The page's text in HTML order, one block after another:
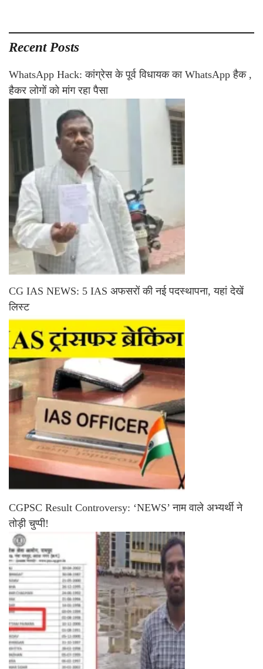
Recent Posts
WhatsApp Hack: कांग्रेस के पूर्व विधायक का WhatsApp हैक ,
हैकर लोगों को मांग रहा पैसा
CG IAS NEWS: 5 IAS अफसरों की नई पदस्थापना, यहां देखें
लिस्ट
CGPSC Result Controversy: ‘NEWS’ नाम वाले अभ्यर्थी ने
तोड़ी चुप्पी!